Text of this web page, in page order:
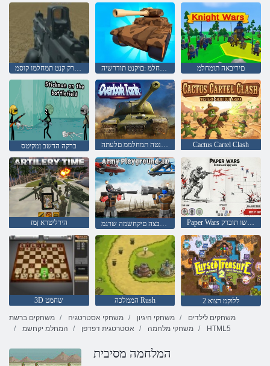
הרעס םיפתתשמ ברמ ברק קנט תמחלמו קוסמ ץילב תמחלמ :םיקנט תודרשיה םיריבאה תומחלמ
ברקה הדשב ןמקיטס םיקנטה תמחלממ םלעתה Cactus Cartel Clash
הירליטרא ןמז Paper Wars םיגורדשו תוברק
3D שחמט הממלכה Rush
2 ללוקמ רצוא
משחקים ברשת
משחקי אסטרטגיה משחקי היגיון
משחקים לילדים
המחלמ יקחשמ
אסטרטגית דפדפן משחקי מלחמה HTML5
המלחמה מסיבית